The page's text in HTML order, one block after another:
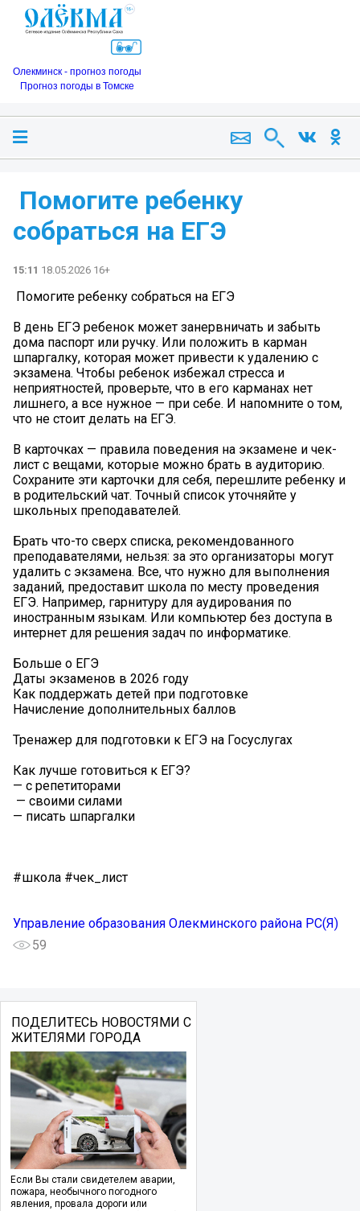
Олекминск - прогноз погоды
Прогноз погоды в Томске
️ Помогите ребенку
собраться на ЕГЭ
15:11 18.05.2026 16+
️ Помогите ребенку собраться на ЕГЭ
В день ЕГЭ ребенок может занервничать и забыть
дома паспорт или ручку. Или положить в карман
шпаргалку, которая может привести к удалению с
экзамена. Чтобы ребенок избежал стресса и
неприятностей, проверьте, что в его карманах нет
лишнего, а все нужное — при себе. И напомните о том,
что не стоит делать на ЕГЭ.
В карточках — правила поведения на экзамене и чек-
лист с вещами, которые можно брать в аудиторию.
Сохраните эти карточки для себя, перешлите ребенку и
в родительский чат. Точный список уточняйте у
школьных преподавателей.
Брать что-то сверх списка, рекомендованного
преподавателями, нельзя: за это организаторы могут
удалить с экзамена. Все, что нужно для выполнения
заданий, предоставит школа по месту проведения
ЕГЭ. Например, гарнитуру для аудирования по
иностранным языкам. Или компьютер без доступа в
интернет для решения задач по информатике.
Больше о ЕГЭ
Даты экзаменов в 2026 году
Как поддержать детей при подготовке
Начисление дополнительных баллов
Тренажер для подготовки к ЕГЭ на Госуслугах
Как лучше готовиться к ЕГЭ?
— с репетиторами
️ — своими силами
— писать шпаргалки
#школа #чек_лист
Управление образования Олекминского района РС(Я)
59
ПОДЕЛИТЕСЬ НОВОСТЯМИ С
ЖИТЕЛЯМИ ГОРОДА
Если Вы стали свидетелем аварии,
пожара, необычного погодного
явления, провала дороги или